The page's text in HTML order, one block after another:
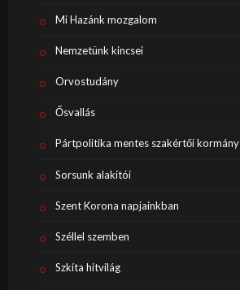
Mi Hazánk mozgalom
Nemzetünk kincsei
Orvostudány
Ősvallás
Pártpolitika mentes szakértői kormány
Sorsunk alakítói
Szent Korona napjainkban
Széllel szemben
Szkíta hitvilág